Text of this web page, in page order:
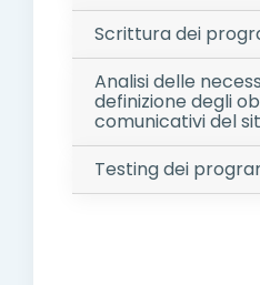
Scrittura dei
Analisi delle
definizione degli
comunicativi del
Testing dei